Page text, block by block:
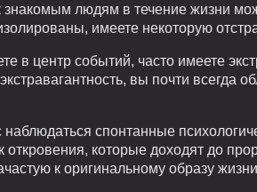
людям в течение жизни
имеете некоторую
в центр событий, часто имеете
вы почти всегда
наблюдаться спонтанные
которые доходят до
к оригинальному образу